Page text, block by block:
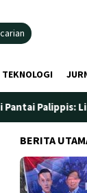
TEKNOLOGI
Lingkungan
BERITA